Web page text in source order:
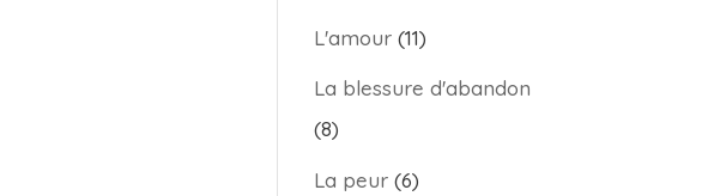
L'amour (11)
La blessure d'abandon
(8)
La peur (6)